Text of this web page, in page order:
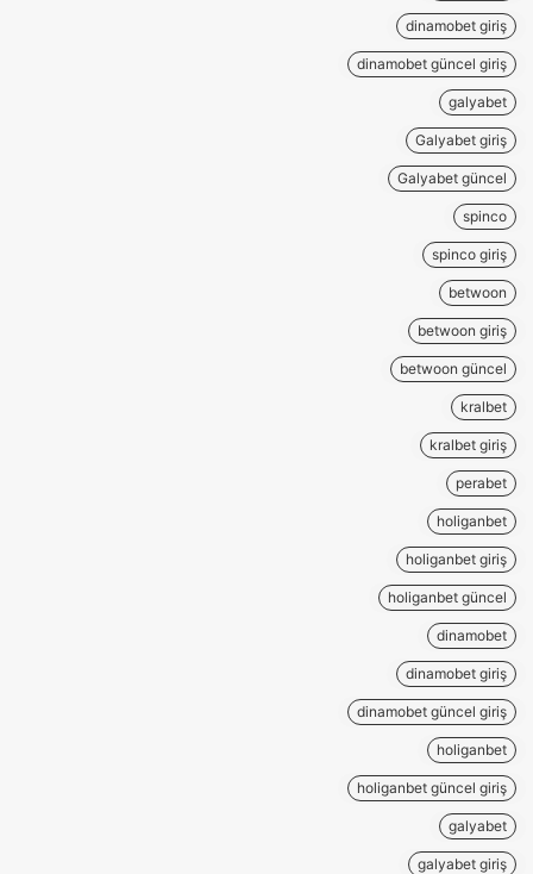
dinamobet giriş
dinamobet güncel giriş
galyabet
Galyabet giriş
Galyabet güncel
spinco
spinco giriş
betwoon
betwoon giriş
betwoon güncel
kralbet
kralbet giriş
perabet
holiganbet
holiganbet giriş
holiganbet güncel
dinamobet
dinamobet giriş
dinamobet güncel giriş
holiganbet
holiganbet güncel giriş
galyabet
galyabet giriş